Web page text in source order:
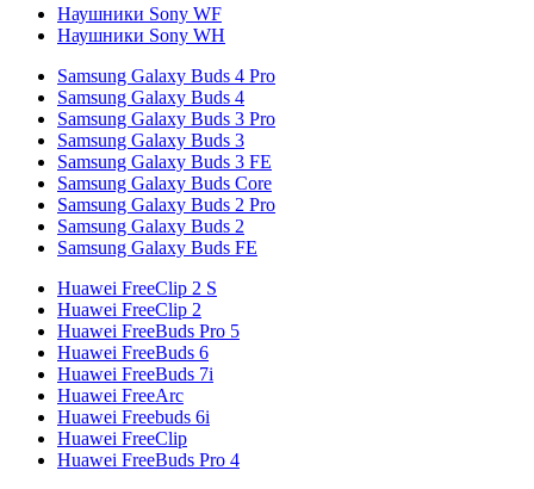
Наушники Sony WF
Наушники Sony WH
Samsung Galaxy Buds 4 Pro
Samsung Galaxy Buds 4
Samsung Galaxy Buds 3 Pro
Samsung Galaxy Buds 3
Samsung Galaxy Buds 3 FE
Samsung Galaxy Buds Core
Samsung Galaxy Buds 2 Pro
Samsung Galaxy Buds 2
Samsung Galaxy Buds FE
Huawei FreeClip 2 S
Huawei FreeClip 2
Huawei FreeBuds Pro 5
Huawei FreeBuds 6
Huawei FreeBuds 7i
Huawei FreeArc
Huawei Freebuds 6i
Huawei FreeClip
Huawei FreeBuds Pro 4